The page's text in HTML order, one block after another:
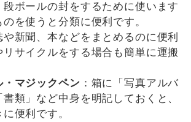
段ボールの封をするために使います
を使うと分類に便利です。
や新聞、本などをまとめるのに便利
サイクルをする場合も簡単に運搬
・マジックペン ：箱に「写真アルバ
類」など中身を明記しておくと、
便利です。